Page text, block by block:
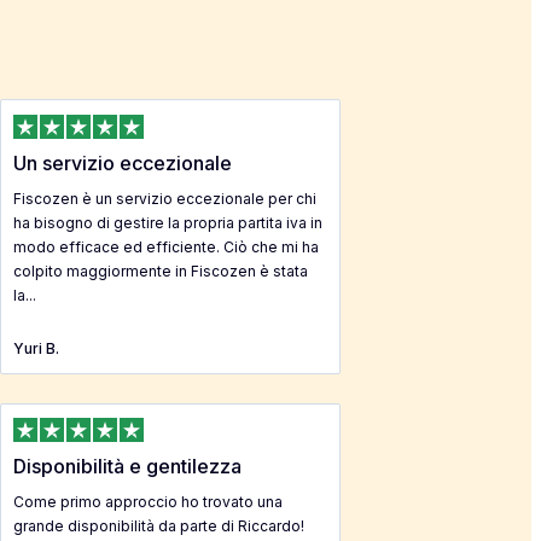
Un servizio eccezionale
Fiscozen è un servizio eccezionale per chi
ha bisogno di gestire la propria partita iva in
modo efficace ed efficiente. Ciò che mi ha
colpito maggiormente in Fiscozen è stata
la...
Yuri B.
Disponibilità e gentilezza
Come primo approccio ho trovato una
grande disponibilità da parte di Riccardo!